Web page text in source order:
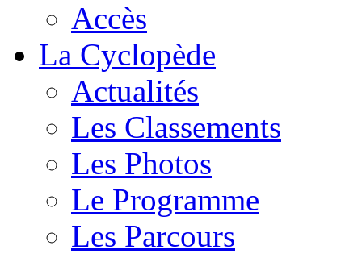
Accès
La Cyclopède
Actualités
Les Classements
Les Photos
Le Programme
Les Parcours